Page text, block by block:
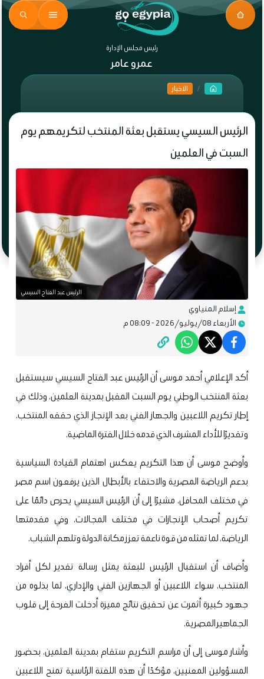
رئيس مجلس الإدارة
عمرو عامر
الاخبار
الرئيس السيسي يستقبل بعثة المنتخب لتكريمهم يوم
السبت في العلمين
الرئيس عبد الفتاح السيسي
إسلام المنياوي
الأربعاء 08/يوليو/2026 - 08:09 م
أكد الإعلامي أحمد موسى أن الرئيس عبد الفتاح السيسي سيستقبل
بعثة المنتخب الوطني يوم السبت المقبل بمدينة العلمين، وذلك في
إطار تكريم اللاعبين والجهاز الفني بعد الإنجاز الذي حققه المنتخب،
وتقديرًا للأداء المشرف الذي قدمه خلال الفترة الماضية.
وأوضح موسى أن هذا التكريم يعكس اهتمام القيادة السياسية
بدعم الرياضة المصرية والاحتفاء بالأبطال الذين يرفعون اسم مصر
في مختلف المحافل، مشيرًا إلى أن الرئيس السيسي يحرص دائمًا على
تكريم أصحاب الإنجازات في مختلف المجالات، وفي مقدمتها
الرياضة، لما تمثله من قوة ناعمة تعزز مكانة الدولة وتلهم الشباب.
وأضاف أن استقبال الرئيس للبعثة يمثل رسالة تقدير لكل أفراد
المنتخب، سواء اللاعبين أو الجهازين الفني والإداري، لما بذلوه من
جهود كبيرة أثمرت عن تحقيق نتائج مميزة أدخلت الفرحة إلى قلوب
الجماهير المصرية.
وأشار موسى إلى أن مراسم التكريم ستقام بمدينة العلمين، بحضور
المسؤولين المعنيين، مؤكدًا أن هذه اللفتة الرئاسية تمنح اللاعبين